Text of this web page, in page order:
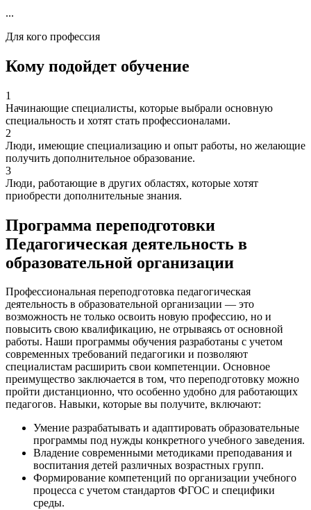
...
Для кого профессия
Кому подойдет обучение
1
Начинающие специалисты, которые выбрали основную
специальность и хотят стать профессионалами.
2
Люди, имеющие специализацию и опыт работы, но желающие
получить дополнительное образование.
3
Люди, работающие в других областях, которые хотят
приобрести дополнительные знания.
Программа переподготовки
Педагогическая деятельность в
образовательной организации
Профессиональная переподготовка педагогическая
деятельность в образовательной организации — это
возможность не только освоить новую профессию, но и
повысить свою квалификацию, не отрываясь от основной
работы. Наши программы обучения разработаны с учетом
современных требований педагогики и позволяют
специалистам расширить свои компетенции. Основное
преимущество заключается в том, что переподготовку можно
пройти дистанционно, что особенно удобно для работающих
педагогов. Навыки, которые вы получите, включают:
Умение разрабатывать и адаптировать образовательные
программы под нужды конкретного учебного заведения.
Владение современными методиками преподавания и
воспитания детей различных возрастных групп.
Формирование компетенций по организации учебного
процесса с учетом стандартов ФГОС и специфики
среды.